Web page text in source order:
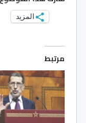
المزيد
مرتبط